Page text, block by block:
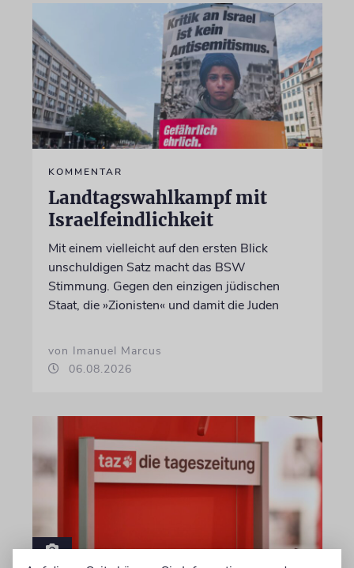
KOMMENTAR
Landtagswahlkampf mit
Israelfeindlichkeit
Mit einem vielleicht auf den ersten Blick
unschuldigen Satz macht das BSW
Stimmung. Gegen den einzigen jüdischen
Staat, die »Zionisten« und damit die Juden
von Imanuel Marcus
06.08.2026